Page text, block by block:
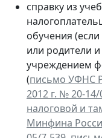
справку из
обучения
или родители
учреждением
(письмо УФНС
2012 г. № 20-14/
налоговой и
Минфина